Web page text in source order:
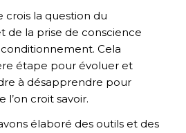
crois la question du
de la prise de conscience
Cela
étape pour évoluer et
à désapprendre pour
l’on croit savoir.
élaboré des outils et des